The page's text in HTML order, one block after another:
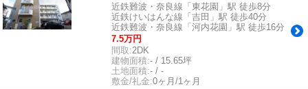
近鉄難波・奈良線「東花園」駅 徒歩8分
近鉄けいはんな線「吉田」駅 徒歩40分
近鉄難波・奈良線「河内花園」駅 徒歩16分
7.5万円
間取:2DK
建物面積:- / 15.65坪
土地面積:- / -
敷金/礼金:0ヶ月/1ヶ月